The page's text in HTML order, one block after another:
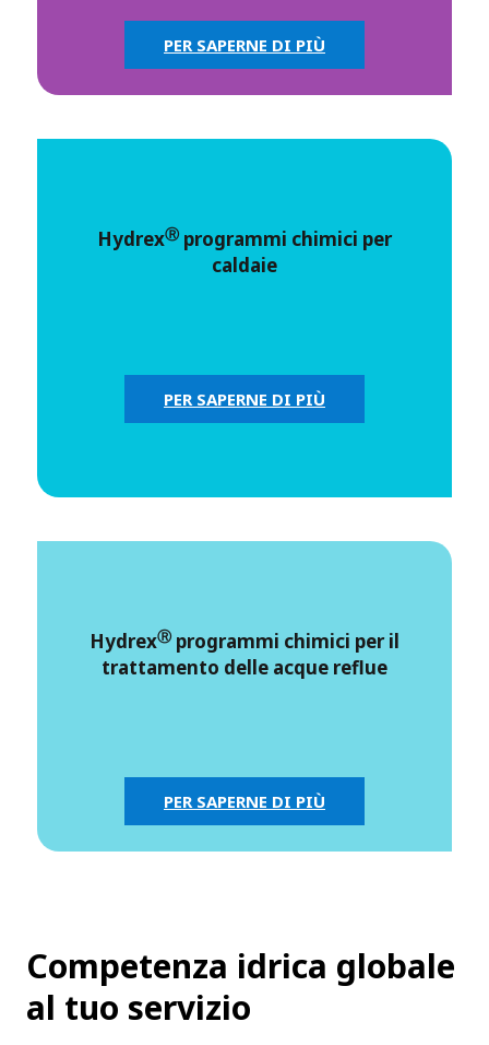
PER SAPERNE DI PIÙ
HydrexⓇ programmi chimici per
caldaie
PER SAPERNE DI PIÙ
HydrexⓇ programmi chimici per il
trattamento delle acque reflue
PER SAPERNE DI PIÙ
Competenza idrica globale
al tuo servizio